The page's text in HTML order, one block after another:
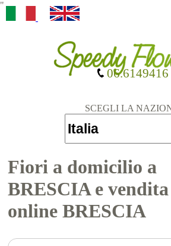
"
SCEGLI LA
06.6149416
Fiori a domicilio a
BRESCIA e
online BRESCIA